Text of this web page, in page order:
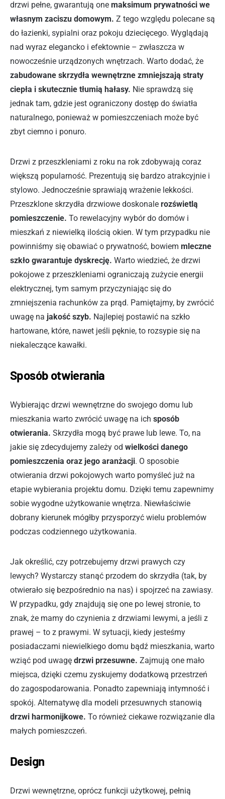
drzwi pełne, gwarantują one maksimum prywatności we
własnym zaciszu domowym. Z tego względu polecane są
do łazienki, sypialni oraz pokoju dziecięcego. Wyglądają
nad wyraz elegancko i efektownie – zwłaszcza w
nowocześnie urządzonych wnętrzach. Warto dodać, że
zabudowane skrzydła wewnętrzne zmniejszają straty
ciepła i skutecznie tłumią hałasy. Nie sprawdzą się
jednak tam, gdzie jest ograniczony dostęp do światła
naturalnego, ponieważ w pomieszczeniach może być
zbyt ciemno i ponuro.
Drzwi z przeszkleniami z roku na rok zdobywają coraz
większą popularność. Prezentują się bardzo atrakcyjnie i
stylowo. Jednocześnie sprawiają wrażenie lekkości.
Przeszklone skrzydła drzwiowe doskonale rozświetlą
pomieszczenie. To rewelacyjny wybór do domów i
mieszkań z niewielką ilością okien. W tym przypadku nie
powinniśmy się obawiać o prywatność, bowiem mleczne
szkło gwarantuje dyskrecję. Warto wiedzieć, że drzwi
pokojowe z przeszkleniami ograniczają zużycie energii
elektrycznej, tym samym przyczyniając się do
zmniejszenia rachunków za prąd. Pamiętajmy, by zwrócić
uwagę na jakość szyb. Najlepiej postawić na szkło
hartowane, które, nawet jeśli pęknie, to rozsypie się na
niekaleczące kawałki.
Sposób otwierania
Wybierając drzwi wewnętrzne do swojego domu lub
mieszkania warto zwrócić uwagę na ich sposób
otwierania. Skrzydła mogą być prawe lub lewe. To, na
jakie się zdecydujemy zależy od wielkości danego
pomieszczenia oraz jego aranżacji. O sposobie
otwierania drzwi pokojowych warto pomyśleć już na
etapie wybierania projektu domu. Dzięki temu zapewnimy
sobie wygodne użytkowanie wnętrza. Niewłaściwie
dobrany kierunek mógłby przysporzyć wielu problemów
podczas codziennego użytkowania.
Jak określić, czy potrzebujemy drzwi prawych czy
lewych? Wystarczy stanąć przodem do skrzydła (tak, by
otwierało się bezpośrednio na nas) i spojrzeć na zawiasy.
W przypadku, gdy znajdują się one po lewej stronie, to
znak, że mamy do czynienia z drzwiami lewymi, a jeśli z
prawej – to z prawymi. W sytuacji, kiedy jesteśmy
posiadaczami niewielkiego domu bądź mieszkania, warto
wziąć pod uwagę drzwi przesuwne. Zajmują one mało
miejsca, dzięki czemu zyskujemy dodatkową przestrzeń
do zagospodarowania. Ponadto zapewniają intymność i
spokój. Alternatywę dla modeli przesuwnych stanowią
drzwi harmonijkowe. To również ciekawe rozwiązanie dla
małych pomieszczeń.
Design
Drzwi wewnętrzne, oprócz funkcji użytkowej, pełnią